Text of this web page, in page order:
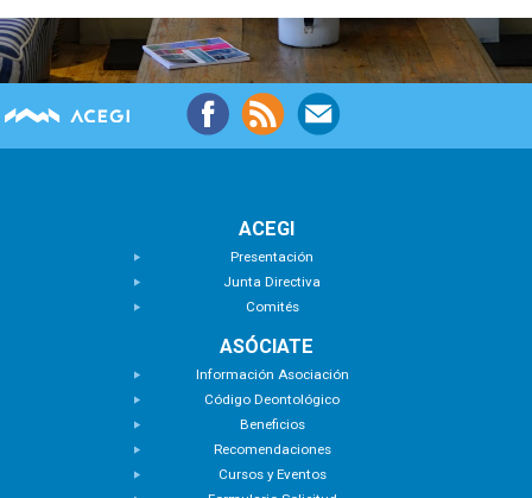
ACEGI
Presentación
Junta Directiva
Comités
ASÓCIATE
Información Asociación
Código Deontológico
Beneficios
Recomendaciones
Cursos y Eventos